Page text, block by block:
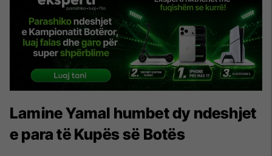
Lamine Yamal humbet dy ndeshjet
e para të Kupës së Botës